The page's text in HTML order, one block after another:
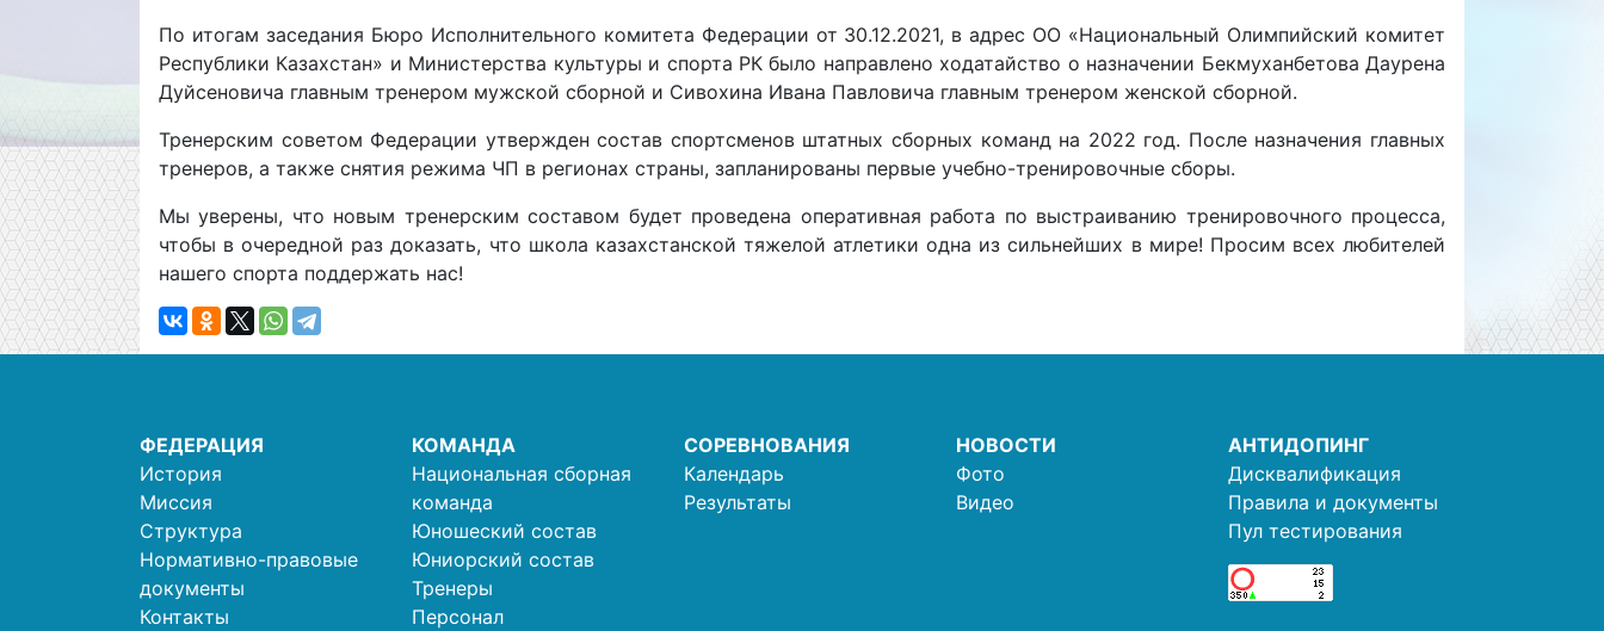
По итогам заседания Бюро Исполнительного комитета Федерации от 30.12.2021, в адрес ОО «Национальный Олимпийский комитет
Республики Казахстан» и Министерства культуры и спорта РК было направлено ходатайство о назначении Бекмуханбетова Даурена
Дуйсеновича главным тренером мужской сборной и Сивохина Ивана Павловича главным тренером женской сборной.
Тренерским советом Федерации утвержден состав спортсменов штатных сборных команд на 2022 год. После назначения главных
тренеров, а также снятия режима ЧП в регионах страны, запланированы первые учебно-тренировочные сборы.
Мы уверены, что новым тренерским составом будет проведена оперативная работа по выстраиванию тренировочного процесса,
чтобы в очередной раз доказать, что школа казахстанской тяжелой атлетики одна из сильнейших в мире! Просим всех любителей
нашего спорта поддержать нас!
ФЕДЕРАЦИЯ
История
Миссия
Структура
Нормативно-правовые
документы
Контакты
КОМАНДА
Национальная сборная
команда
Юношеский состав
Юниорский состав
Тренеры
Персонал
СОРЕВНОВАНИЯ
Календарь
Результаты
НОВОСТИ
Фото
Видео
АНТИДОПИНГ
Дисквалификация
Правила и документы
Пул тестирования